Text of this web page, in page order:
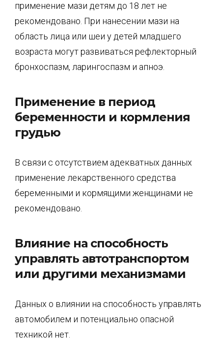
применение мази детям до 18 лет не
рекомендовано. При нанесении мази на
область лица или шеи у детей младшего
возраста могут развиваться рефлекторный
бронхоспазм, ларингоспазм и апноэ.
Применение в период
беременности и кормления
грудью
В связи с отсутствием адекватных данных
применение лекарственного средства
беременными и кормящими женщинами не
рекомендовано.
Влияние на способность
управлять автотранспортом
или другими механизмами
Данных о влиянии на способность управлять
автомобилем и потенциально опасной
техникой нет.